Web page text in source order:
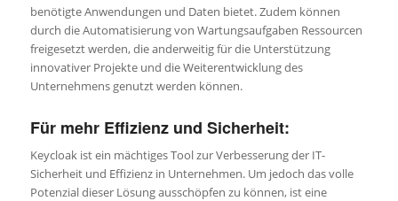
benötigte Anwendungen und Daten bietet. Zudem können
durch die Automatisierung von Wartungsaufgaben Ressourcen
freigesetzt werden, die anderweitig für die Unterstützung
innovativer Projekte und die Weiterentwicklung des
Unternehmens genutzt werden können.
Für mehr Effizienz und Sicherheit:
Keycloak ist ein mächtiges Tool zur Verbesserung der IT-
Sicherheit und Effizienz in Unternehmen. Um jedoch das volle
Potenzial dieser Lösung ausschöpfen zu können, ist eine